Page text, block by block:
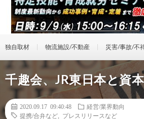
独自取材 物流施設/不動産 災害/事故/不
千趣会、JR東日本と資
2020.09.17 09:40:48
経営/業界動向
提携/合弁など
プレスリリースなど